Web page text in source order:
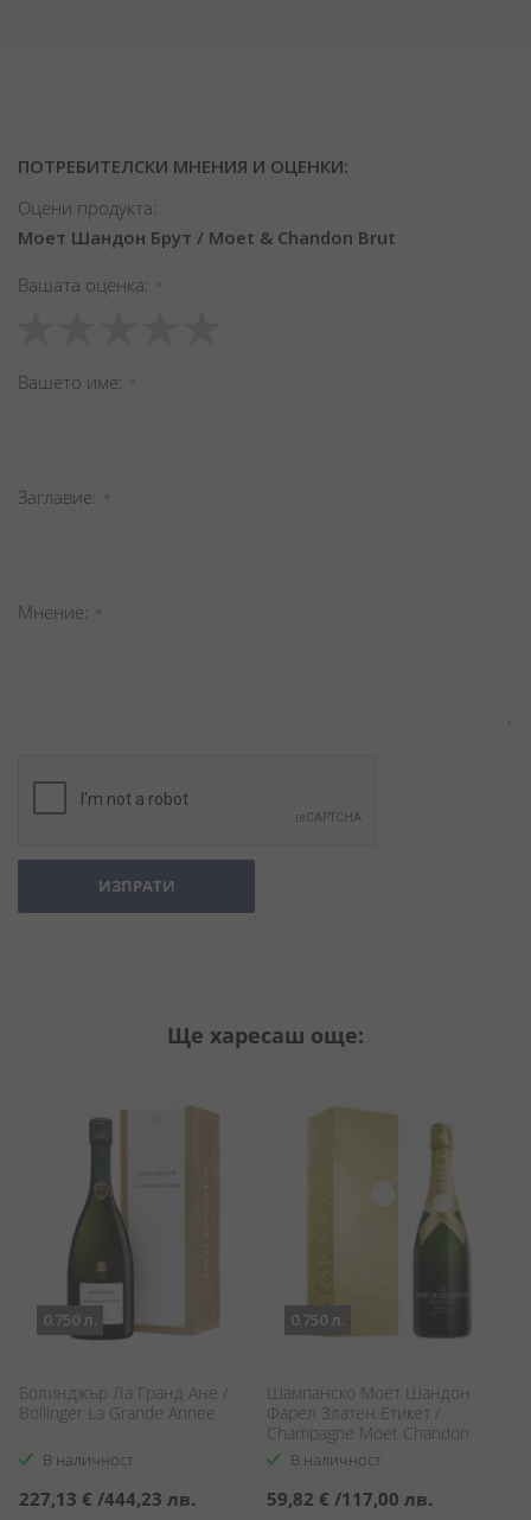
ПОТРЕБИТЕЛСКИ МНЕНИЯ И ОЦЕНКИ:
Оцени продукта:
Моет Шандон Брут / Moet & Chandon Brut
Вашата оценка
star
stars
stars
stars
stars
Вашето име
Заглавиe
Мнение
ИЗПРАТИ
Ще харесаш още:
0.750 л.
Болинджър Ла Гранд Ане /
Bollinger La Grande Annee
В наличност
227,13 € /444,23 лв.
0.750 л.
Шампанско Моет Шандон
Фарел Златен Етикет /
Champagne Moet Chandon
Pharrell Gold Label
В наличност
59,82 € /117,00 лв.